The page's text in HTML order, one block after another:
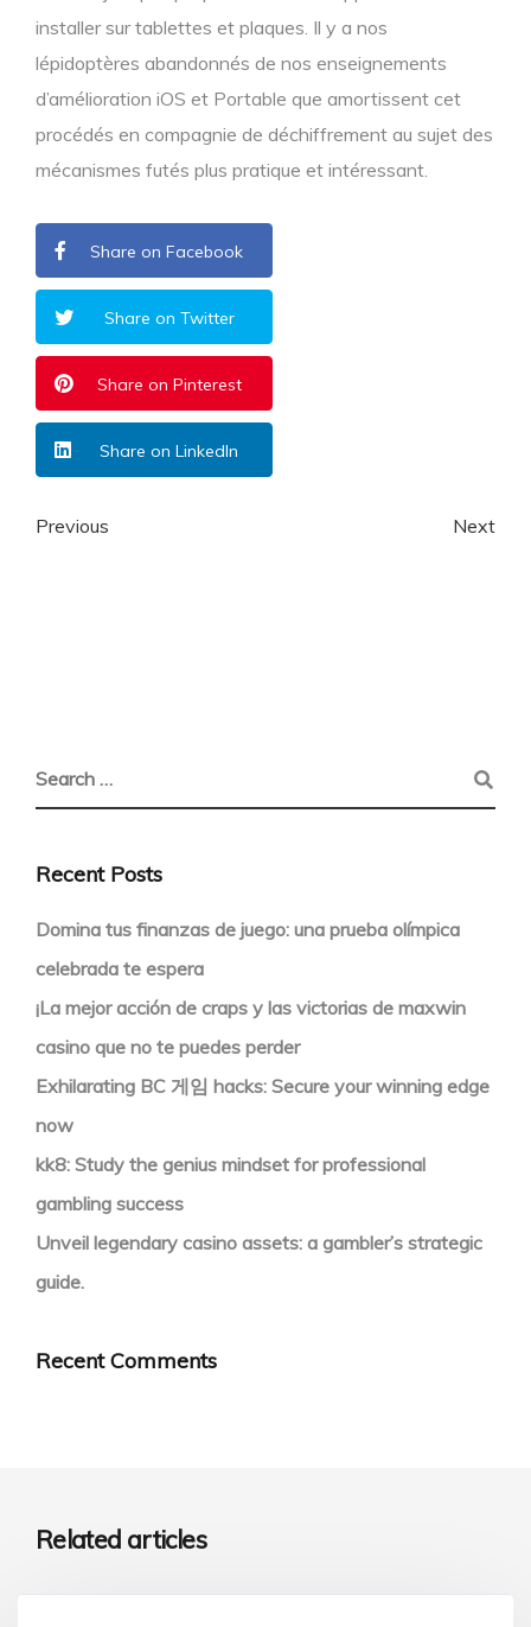
installer sur tablettes et plaques. Il y a nos
lépidoptères abandonnés de nos enseignements
d’amélioration iOS et Portable que amortissent cet
procédés en compagnie de déchiffrement au sujet des
mécanismes futés plus pratique et intéressant.
Share on Facebook
Share on Twitter
Share on Pinterest
Share on LinkedIn
Previous Next
Recent Posts
Domina tus finanzas de juego: una prueba olímpica
celebrada te espera
¡La mejor acción de craps y las victorias de maxwin
casino que no te puedes perder
Exhilarating BC 게임 hacks: Secure your winning edge
now
kk8: Study the genius mindset for professional
gambling success
Unveil legendary casino assets: a gambler’s strategic
guide.
Recent Comments
Related articles